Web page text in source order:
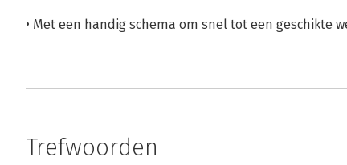
• Met een handig schema om snel tot een geschikte
Trefwoorden